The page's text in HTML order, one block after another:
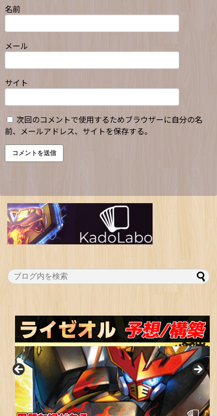
名前
メール
サイト
次回のコメントで使用するためブラウザーに自分の名
前、メールアドレス、サイトを保存する。